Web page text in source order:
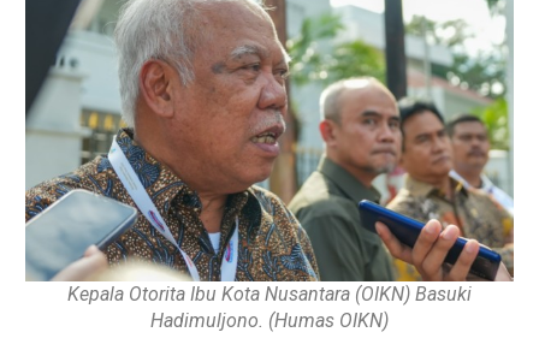
Kepala Otorita Ibu Kota Nusantara (OIKN) Basuki
Hadimuljono. (Humas OIKN)